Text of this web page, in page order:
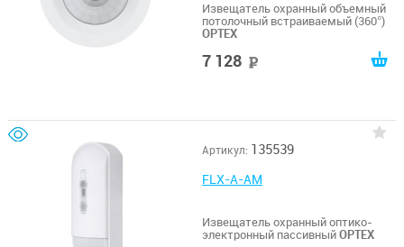
Извещатель охранный объемный
потолочный встраиваемый (360°)
OPTEX
7 128
Артикул: 135539
FLX-A-AM
Извещатель охранный оптико-
электронный пассивныйOPTEX